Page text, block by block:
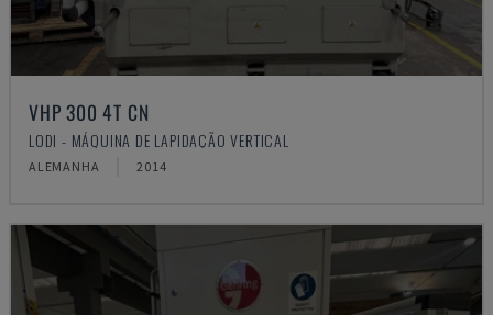
VHP 300 4T CN
LODI - MÁQUINA DE LAPIDAÇÃO VERTICAL
ALEMANHA 2014